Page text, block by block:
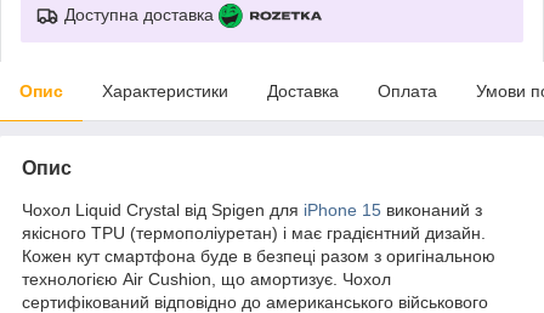
Доступна доставка
Опис Характеристики Доставка Оплата Умови
Опис
Чохол Liquid Crystal від Spigen для iPhone 15 виконаний з
якісного TPU (термополіуретан) і має градієнтний дизайн.
Кожен кут смартфона буде в безпеці разом з оригінальною
технологією Air Cushion, що амортизує. Чохол
сертифікований відповідно до американського військового